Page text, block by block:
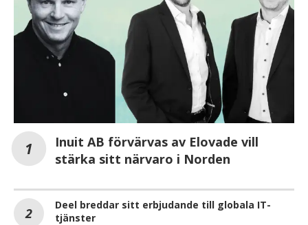
Inuit AB förvärvas av Elovade vill
stärka sitt närvaro i Norden
Deel breddar sitt erbjudande till globala IT-
tjänster